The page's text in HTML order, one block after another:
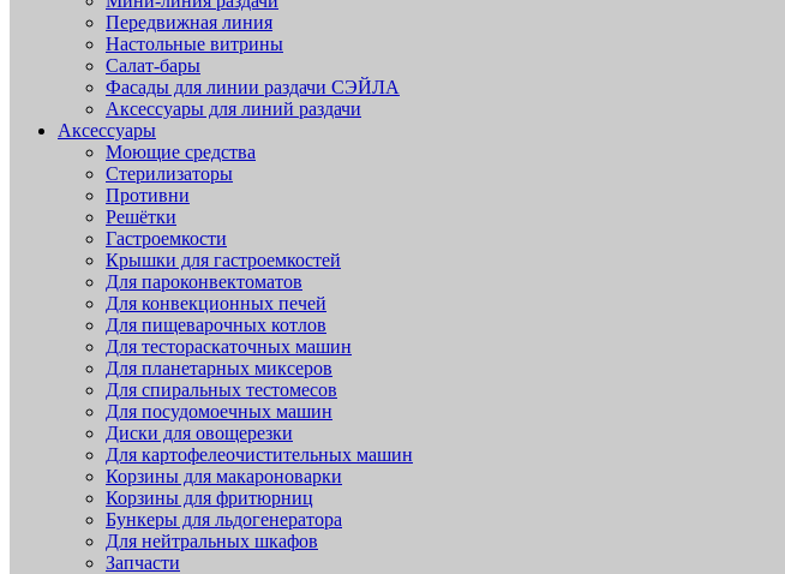
Передвижная линия
Настольные витрины
Салат-бары
Фасады для линии раздачи СЭЙЛА
Аксессуары для линий раздачи
Аксессуары
Моющие средства
Стерилизаторы
Противни
Решётки
Гастроемкости
Крышки для гастроемкостей
Для пароконвектоматов
Для конвекционных печей
Для пищеварочных котлов
Для тестораскаточных машин
Для планетарных миксеров
Для спиральных тестомесов
Для посудомоечных машин
Диски для овощерезки
Для картофелеочистительных машин
Корзины для макароноварки
Корзины для фритюрниц
Бункеры для льдогенератора
Для нейтральных шкафов
Запчасти